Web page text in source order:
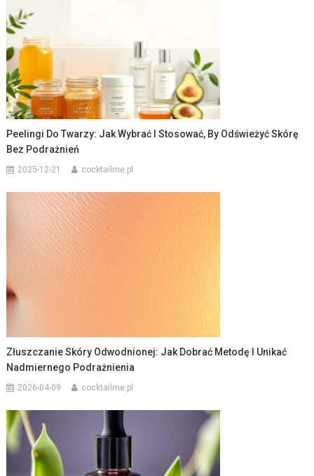
Peelingi Do Twarzy: Jak Wybrać I Stosować, By Odświeżyć Skórę
Bez Podrażnień
2025-12-21 cocktailme.pl
Złuszczanie Skóry Odwodnionej: Jak Dobrać Metodę I Unikać
Nadmiernego Podrażnienia
2026-04-09 cocktailme.pl